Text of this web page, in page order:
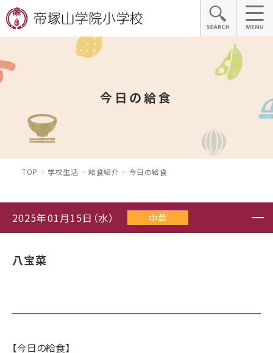
今日の給食
TOP 学校生活 給食紹介 今日の給食
2025年01月15日（水） 中華
八宝菜
【今日の給食】